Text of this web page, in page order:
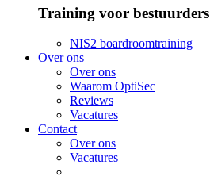
Training voor bestuurders
NIS2 boardroomtraining
Over ons
Over ons
Waarom OptiSec
Reviews
Vacatures
Contact
Over ons
Vacatures